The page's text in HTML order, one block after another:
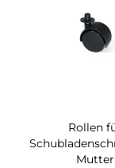
Rollen
Mutter